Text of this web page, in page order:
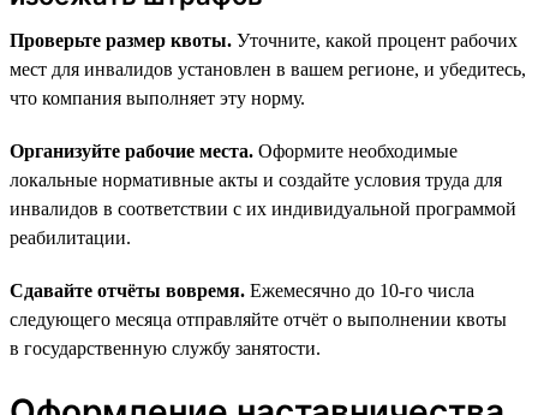
Проверьте размер квоты. Уточните, какой процент рабочих
мест для инвалидов установлен в вашем регионе, и убедитесь,
что компания выполняет эту норму.
Организуйте рабочие места. Оформите необходимые
локальные нормативные акты и создайте условия труда для
инвалидов в соответствии с их индивидуальной программой
реабилитации.
Сдавайте отчёты вовремя. Ежемесячно до 10-го числа
следующего месяца отправляйте отчёт о выполнении квоты
в государственную службу занятости.